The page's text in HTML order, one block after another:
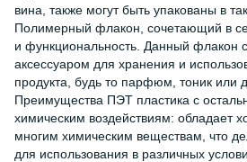
вина, также могут быть упакованы в
Полимерный флакон, сочетающий в
и функциональность. Данный флакон
аксессуаром для хранения и
продукта, будь то парфюм, тоник или
Преимущества ПЭТ пластика с
химическим воздействиям: обладает
многим химическим веществам, что
для использования в различных